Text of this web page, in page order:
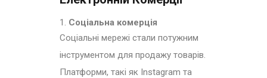
Соціальна комерція
Соціальні мережі стали потужним
інструментом для продажу товарів.
Платформи, такі як Instagram та